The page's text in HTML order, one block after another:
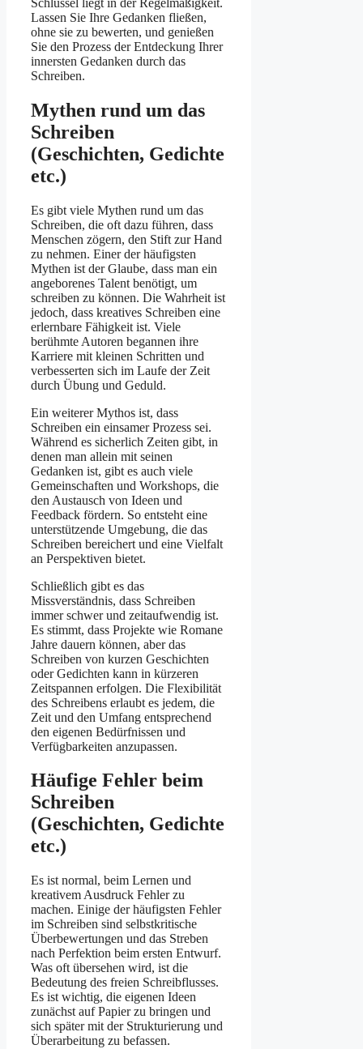
Lassen Sie Ihre Gedanken fließen,
ohne sie zu bewerten, und genießen
Sie den Prozess der Entdeckung Ihrer
innersten Gedanken durch das
Schreiben.
Mythen rund um das
Schreiben
(Geschichten, Gedichte
etc.)
Es gibt viele Mythen rund um das
Schreiben, die oft dazu führen, dass
Menschen zögern, den Stift zur Hand
zu nehmen. Einer der häufigsten
Mythen ist der Glaube, dass man ein
angeborenes Talent benötigt, um
schreiben zu können. Die Wahrheit ist
jedoch, dass kreatives Schreiben eine
erlernbare Fähigkeit ist. Viele
berühmte Autoren begannen ihre
Karriere mit kleinen Schritten und
verbesserten sich im Laufe der Zeit
durch Übung und Geduld.
Ein weiterer Mythos ist, dass
Schreiben ein einsamer Prozess sei.
Während es sicherlich Zeiten gibt, in
denen man allein mit seinen
Gedanken ist, gibt es auch viele
Gemeinschaften und Workshops, die
den Austausch von Ideen und
Feedback fördern. So entsteht eine
unterstützende Umgebung, die das
Schreiben bereichert und eine Vielfalt
an Perspektiven bietet.
Schließlich gibt es das
Missverständnis, dass Schreiben
immer schwer und zeitaufwendig ist.
Es stimmt, dass Projekte wie Romane
Jahre dauern können, aber das
Schreiben von kurzen Geschichten
oder Gedichten kann in kürzeren
Zeitspannen erfolgen. Die Flexibilität
des Schreibens erlaubt es jedem, die
Zeit und den Umfang entsprechend
den eigenen Bedürfnissen und
Verfügbarkeiten anzupassen.
Häufige Fehler beim
Schreiben
(Geschichten, Gedichte
etc.)
Es ist normal, beim Lernen und
kreativem Ausdruck Fehler zu
machen. Einige der häufigsten Fehler
im Schreiben sind selbstkritische
Überbewertungen und das Streben
nach Perfektion beim ersten Entwurf.
Was oft übersehen wird, ist die
Bedeutung des freien Schreibflusses.
Es ist wichtig, die eigenen Ideen
zunächst auf Papier zu bringen und
sich später mit der Strukturierung und
Überarbeitung zu befassen.